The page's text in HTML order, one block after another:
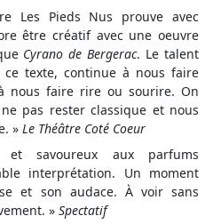
Les Pieds Nus prouve avec
être créatif avec une oeuvre
Cyrano de Bergerac. Le talent
texte, continue à nous faire
nous faire rire ou sourire. On
pas rester classique et nous
» Le Théâtre Coté Coeur
savoureux aux parfums
interprétation. Un moment
et son audace. À voir sans
» Spectatif